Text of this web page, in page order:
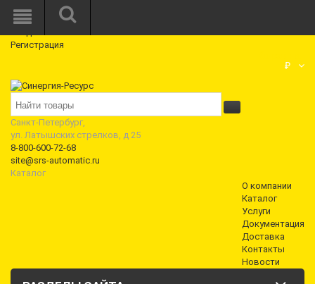
Режим работы: Пн—Пт: 10:00—18:00
Регистрация
₽
Санкт-Петербург,
ул. Латышских стрелков, д 25
8-800-600-72-68
site@srs-automatic.ru
Каталог
О компании
Каталог
Услуги
Документация
Доставка
Контакты
Новости